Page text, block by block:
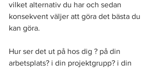
vilket alternativ du har och sedan
konsekvent väljer att göra det bästa du
kan göra.
Hur ser det ut på hos dig ? på din
arbetsplats? i din projektgrupp? i din